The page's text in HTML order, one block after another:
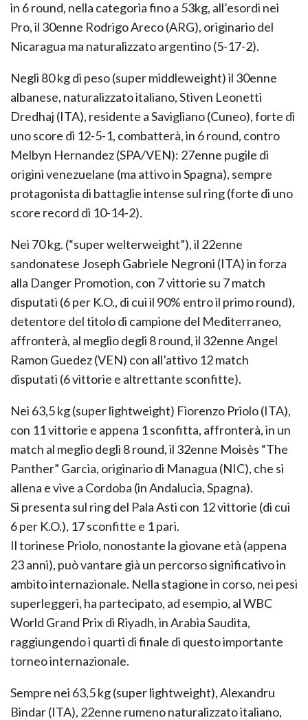
in 6 round, nella categoria fino a 53kg, all’esordi nei
Pro, il 30enne Rodrigo Areco (ARG), originario del
Nicaragua ma naturalizzato argentino (5-17-2).
Negli 80 kg di peso (super middleweight) il 30enne
albanese, naturalizzato italiano, Stiven Leonetti
Dredhaj (ITA), residente a Savigliano (Cuneo), forte di
uno score di 12-5-1, combatterà, in 6 round, contro
Melbyn Hernandez (SPA/VEN): 27enne pugile di
origini venezuelane (ma attivo in Spagna), sempre
protagonista di battaglie intense sul ring (forte di uno
score record di 10-14-2).
Nei 70 kg. (“super welterweight”), il 22enne
sandonatese Joseph Gabriele Negroni (ITA) in forza
alla Danger Promotion, con 7 vittorie su 7 match
disputati (6 per K.O., di cui il 90% entro il primo round),
detentore del titolo di campione del Mediterraneo,
affronterà, al meglio degli 8 round, il 32enne Angel
Ramon Guedez (VEN) con all’attivo 12 match
disputati (6 vittorie e altrettante sconfitte).
Nei 63,5 kg (super lightweight) Fiorenzo Priolo (ITA),
con 11 vittorie e appena 1 sconfitta, affronterà, in un
match al meglio degli 8 round, il 32enne Moisès “The
Panther” Garcia, originario di Managua (NIC), che si
allena e vive a Cordoba (in Andalucia, Spagna).
Si presenta sul ring del Pala Asti con 12 vittorie (di cui
6 per K.O.), 17 sconfitte e 1 pari.
Il torinese Priolo, nonostante la giovane età (appena
23 anni), può vantare già un percorso significativo in
ambito internazionale. Nella stagione in corso, nei pesi
superleggeri, ha partecipato, ad esempio, al WBC
World Grand Prix di Riyadh, in Arabia Saudita,
raggiungendo i quarti di finale di questo importante
torneo internazionale.
Sempre nei 63,5 kg (super lightweight), Alexandru
Bindar (ITA), 22enne rumeno naturalizzato italiano,